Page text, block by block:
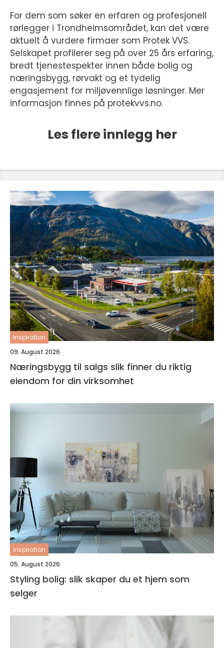
For dem som søker en erfaren og profesjonell
rørlegger i Trondheimsområdet, kan det være
aktuelt å vurdere firmaer som Protek VVS.
Selskapet profilerer seg på over 25 års erfaring,
bredt tjenestespekter innen både bolig og
næringsbygg, rørvakt og et tydelig
engasjement for miljøvennlige løsninger. Mer
informasjon finnes på protekvvs.no.
Les flere innlegg her
inspiration
09. August 2026
Næringsbygg til salgs slik finner du riktig
eiendom for din virksomhet
inspiration
05. August 2026
Styling bolig: slik skaper du et hjem som
selger